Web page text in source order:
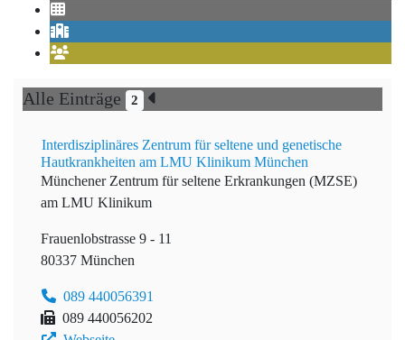
Alle Einträge 2
Interdisziplinäres Zentrum für seltene und genetische
Hautkrankheiten am LMU Klinikum München
Münchener Zentrum für seltene Erkrankungen (MZSE)
am LMU Klinikum
Frauenlobstrasse 9 - 11
80337 München
089 440056391
089 440056202